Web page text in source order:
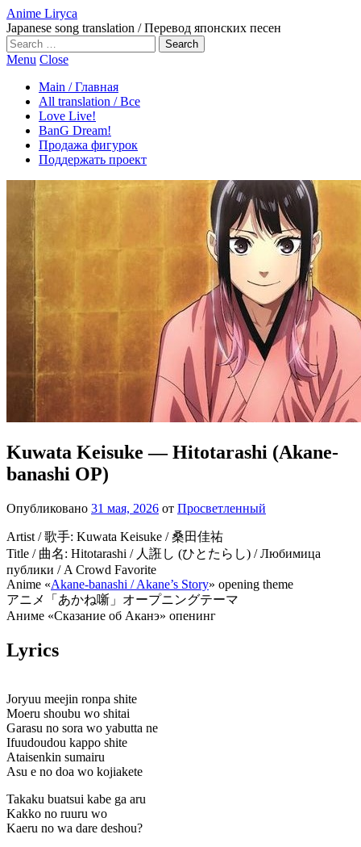
Anime Liryca
Japanese song translation / Перевод японских песен
Search
on:
Menu Close
Main / Главная
All translation / Все
Love Live!
BanG Dream!
Продажа фигурок
Поддержать проект
Kuwata Keisuke — Hitotarashi (Akane-
banashi OP)
Опубликовано 31 мая, 2026 от Просветленный
Artist / 歌手: Kuwata Keisuke / 桑田佳祐
Title / 曲名: Hitotarashi / 人誑し (ひとたらし) / Любимица
публики / A Crowd Favorite
Anime «Akane-banashi / Akane’s Story» opening theme
アニメ「あかね噺」オープニングテーマ
Аниме «Сказание об Аканэ» опенинг
Lyrics
Joryuu meejin ronpa shite
Moeru shoubu wo shitai
Garasu no sora wo yabutta ne
Ifuudoudou kappo shite
Ataisenkin sumairu
Asu e no doa wo kojiakete
Takaku buatsui kabe ga aru
Kakko no ruuru wo
Kaeru no wa dare deshou?